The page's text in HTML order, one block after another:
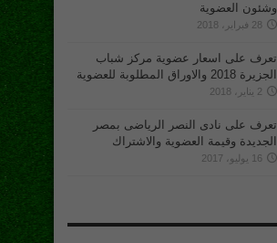
وشئون العضوية
28 فبراير، 2018
تعرف على اسعار عضوية مركز شباب
الجزيرة 2018 والاوراق المطلوبة للعضوية
2 يناير، 2018
تعرف على نادى النصر الرياضى بمصر
الجديدة وقيمة العضوية والاشتراك
16 يوليو، 2017